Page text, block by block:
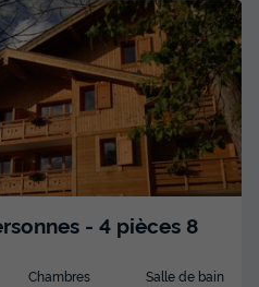
- 4 pièces 8
Chambres Salle de bain